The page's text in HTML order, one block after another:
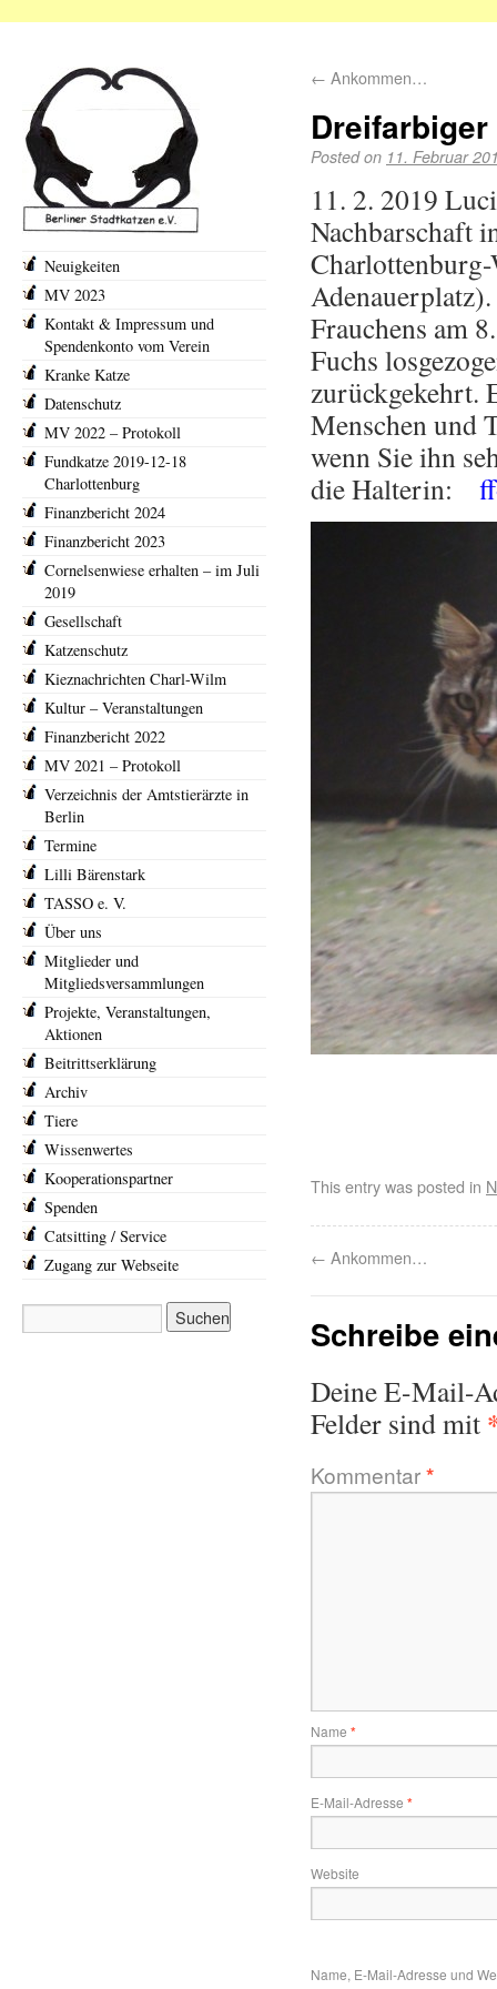
← Ankommen…
Posted on 11. Februar
11. 2. 2019
Nachbarschaft
Frauchens am
Fuchs
zurückgekehrt.
Menschen und
wenn Sie ihn
die Halterin:
This entry was posted in
← Ankommen…
Schreibe
Deine E-Mail-
Felder sind mit
Kommentar*
Name *
E-Mail-Adresse *
Website
Name, E-Mail-Adresse und
Neuigkeiten
MV 2023
Kontakt & Impressum und
Spendenkonto vom Verein
Kranke Katze
Datenschutz
MV 2022 – Protokoll
Fundkatze 2019-12-18
Charlottenburg
Finanzbericht 2024
Finanzbericht 2023
Cornelsenwiese erhalten – im Juli
2019
Gesellschaft
Katzenschutz
Kieznachrichten Charl-Wilm
Kultur – Veranstaltungen
Finanzbericht 2022
MV 2021 – Protokoll
Verzeichnis der Amtstierärzte in
Berlin
Termine
Lilli Bärenstark
TASSO e. V.
Über uns
Mitglieder und
Mitgliedsversammlungen
Projekte, Veranstaltungen,
Aktionen
Beitrittserklärung
Archiv
Tiere
Wissenwertes
Kooperationspartner
Spenden
Catsitting / Service
Zugang zur Webseite